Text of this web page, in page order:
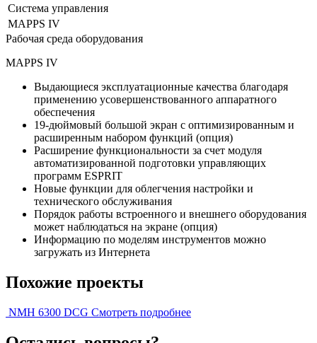
Система управления
MAPPS IV
Рабочая среда оборудования
MAPPS IV
Выдающиеся эксплуатационные качества благодаря
применению усовершенствованного аппаратного
обеспечения
19-дюймовый большой экран с оптимизированным и
расширенным набором функций (опция)
Расширение функциональности за счет модуля
автоматизированной подготовки управляющих
программ ESPRIT
Новые функции для облегчения настройки и
технического обслуживания
Порядок работы встроенного и внешнего оборудования
может наблюдаться на экране (опция)
Информацию по моделям инструментов можно
загружать из Интернета
Похожие проекты
NMH 6300 DCG Смотреть подробнее